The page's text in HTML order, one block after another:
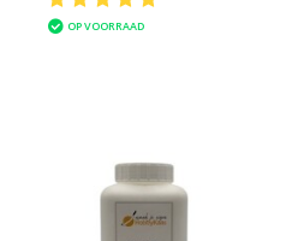
OP VOORRAAD